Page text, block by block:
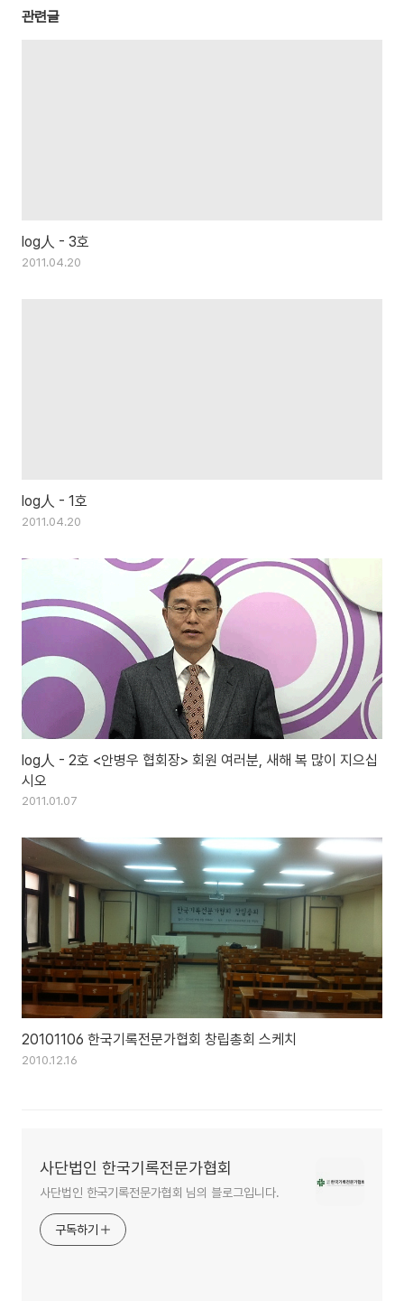
관련글
log人 - 3호
2011.04.20
log人 - 1호
2011.04.20
log人 - 2호 <안병우 협회장> 회원 여러분, 새해 복 많이 지으십
시오
2011.01.07
20101106 한국기록전문가협회 창립총회 스케치
2010.12.16
사단법인 한국기록전문가협회
사단법인 한국기록전문가협회 님의 블로그입니다.
구독하기